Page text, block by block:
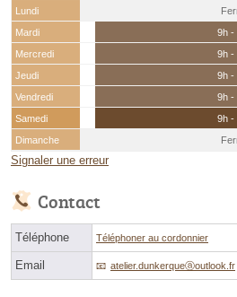
Lundi
Mardi
9h -
Mercredi
9h -
Jeudi
9h -
Vendredi
9h -
Samedi
9h -
Dimanche
Signaler une erreur
Contact
Téléphone Téléphoner au cordonnier
Email atelier.dunkerqueⓐoutlook.fr